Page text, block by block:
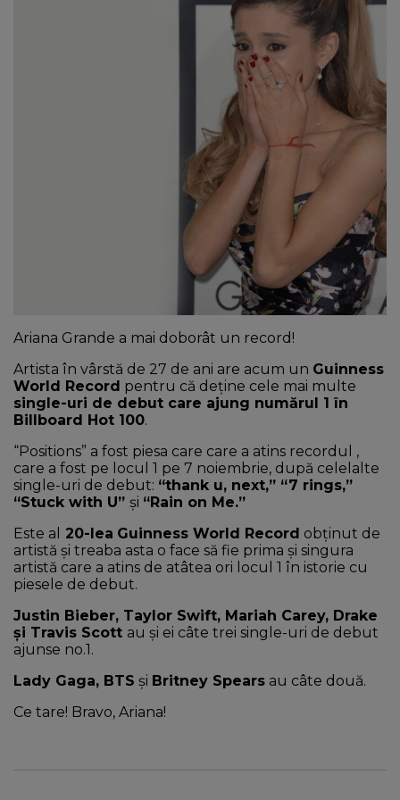
Ariana Grande a mai doborât un record!
Artista în vârstă de 27 de ani are acum un Guinness
World Record pentru că deține cele mai multe
single-uri de debut care ajung numărul 1 în
Billboard Hot 100.
“Positions” a fost piesa care care a atins recordul ,
care a fost pe locul 1 pe 7 noiembrie, după celelalte
single-uri de debut: “thank u, next,” “7 rings,”
“Stuck with U” și “Rain on Me.”
Este al
20-lea Guinness World Record obținut de
artistă și treaba asta o face să fie prima și singura
artistă care a atins de atâtea ori locul 1 în istorie cu
piesele de debut.
Justin Bieber, Taylor Swift, Mariah Carey, Drake
și Travis Scott au și ei câte trei single-uri de debut
ajunse no.1.
Lady Gaga, BTS și Britney Spears au câte două.
Ce tare! Bravo, Ariana!